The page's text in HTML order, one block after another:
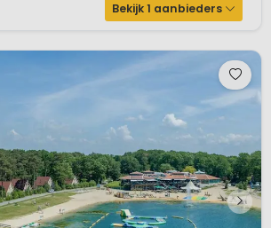
Bekijk 1 aanbieders